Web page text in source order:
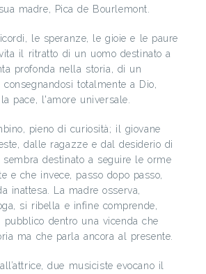
madre, Pica de Bourlemont.
le speranze, le gioie e le paure
il ritratto di un uomo destinato a
profonda nella storia, di un
totalmente a Dio,
pace, l'amore universale.
pieno di curiosità; il giovane
dalle ragazze e dal desiderio di
destinato a seguire le orme
e che invece, passo dopo passo,
inattesa. La madre osserva,
si ribella e infine comprende,
pubblico dentro una vicenda che
ma che parla ancora al presente.
due musiciste evocano il